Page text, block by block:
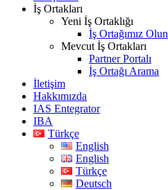
İş Ortakları
Yeni İş Ortaklığı
İş Ortağımız Olun
Mevcut İş Ortakları
Partner Portalı
İş Ortağı Arama
İletişim
Hakkımızda
IAS Entegrator
IBA
Türkçe
English
English
Türkçe
Deutsch